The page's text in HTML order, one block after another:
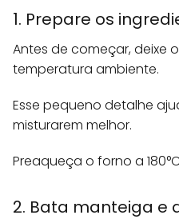
1. Prepare os
Antes de começar, deixe
temperatura ambiente.
Esse pequeno detalhe
misturarem melhor.
Preaqueça o forno a
2. Bata manteiga e